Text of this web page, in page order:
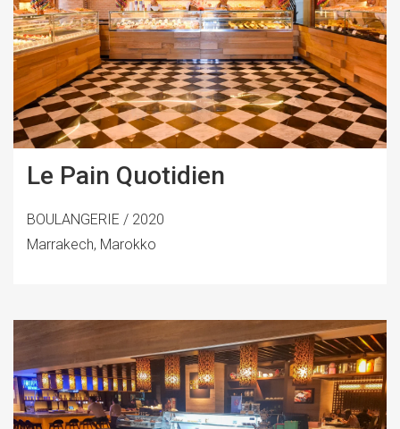
Le Pain Quotidien
BOULANGERIE / 2020
Marrakech, Marokko